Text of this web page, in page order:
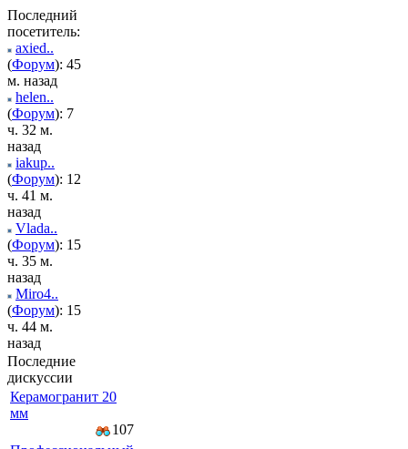
Последний
посетитель:
axied..
(Форум): 45
м. назад
helen..
(Форум): 7
ч. 32 м.
назад
iakup..
(Форум): 12
ч. 41 м.
назад
Vlada..
(Форум): 15
ч. 35 м.
назад
Miro4..
(Форум): 15
ч. 44 м.
назад
Последние
дискуссии
Керамогранит 20
мм
107